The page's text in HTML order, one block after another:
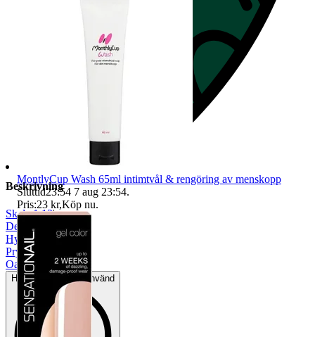
Beskrivning
Skala 1:12|
Dekoration
Hyllor & skåp |
Prylpaket
Oanvänt
Helt ny och aldrig använd
MontlyCup Wash 65ml intimtvål & rengöring av menskopp
Sluttid23:54 7 aug 23:54.
Pris:23 kr,Köp nu.